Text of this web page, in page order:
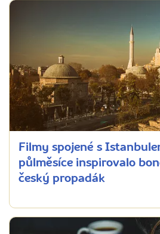
Filmy spojené s
půlměsíce inspirovalo
český propadák